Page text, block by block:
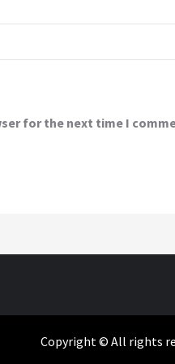
for the next time I
Copyright © All rights